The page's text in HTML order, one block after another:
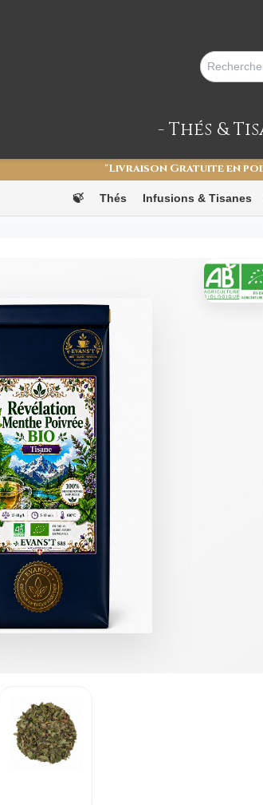
- Thés &
"Livraison Gratuite en
🍃 Thés Infusions & Tisanes